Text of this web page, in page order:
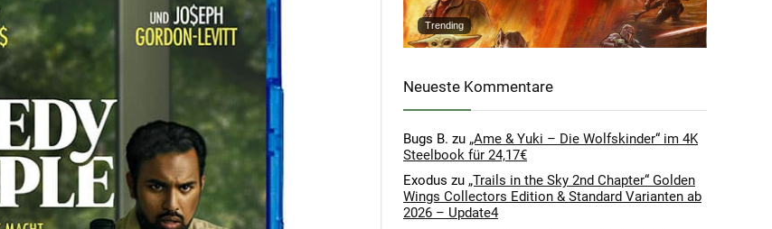
Trending
Neueste Kommentare
Bugs B. zu „Ame & Yuki – Die Wolfskinder“ im 4K
Steelbook für 24,17€
Exodus zu „Trails in the Sky 2nd Chapter“ Golden
Wings Collectors Edition & Standard Varianten ab
2026 – Update4